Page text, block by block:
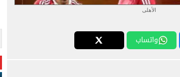
الأهلى
واتساب